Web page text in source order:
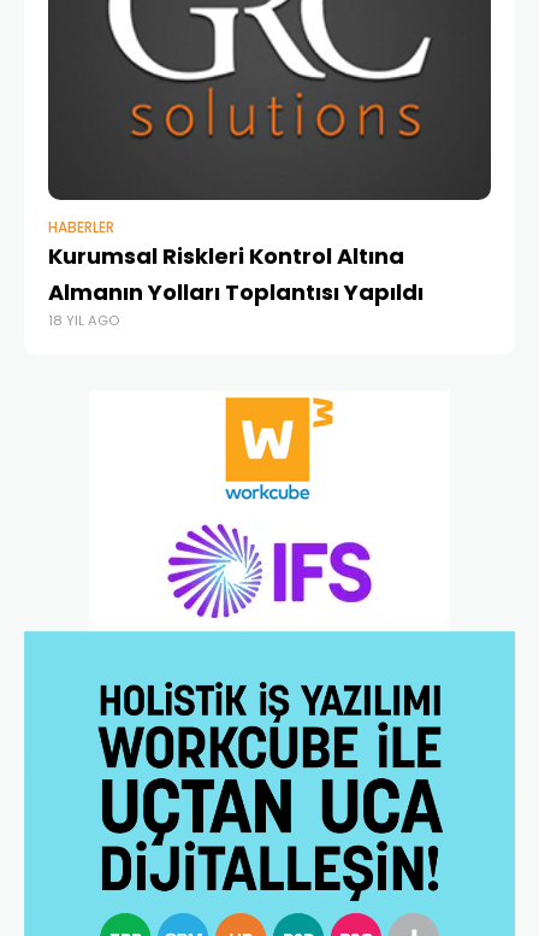
HABERLER
Kurumsal Riskleri Kontrol Altına
Almanın Yolları Toplantısı Yapıldı
18 YIL AGO